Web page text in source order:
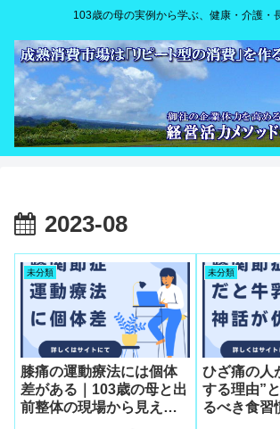
103歳の母の実例から学ぶ、健康・介護・
2023-08
未分類
膝痛の運動療法には個体
差がある｜103歳の母と出
前整体の現場から見えた
未分類
ひざ痛の人
する理由”
るべき食習